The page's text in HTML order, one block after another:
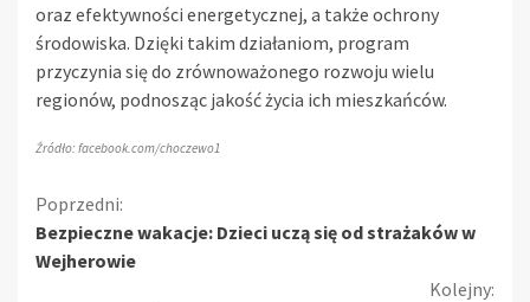
oraz efektywności energetycznej, a także ochrony
środowiska. Dzięki takim działaniom, program
przyczynia się do zrównoważonego rozwoju wielu
regionów, podnosząc jakość życia ich mieszkańców.
Źródło: facebook.com/choczewo1
Kontynuuj
czytanie
Poprzedni:
Bezpieczne wakacje: Dzieci uczą się od strażaków w
Wejherowie
Kolejny: